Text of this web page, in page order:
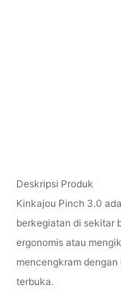
Deskripsi Produk
Kinkajou Pinch 3.0
berkegiatan di sekitar
ergonomis atau
mencengkram
terbuka.